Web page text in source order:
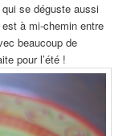
se déguste aussi
à mi-chemin entre
beaucoup de
pour l’été !